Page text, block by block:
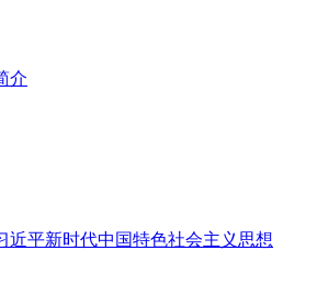
介
近平新时代中国特色社会主义思想